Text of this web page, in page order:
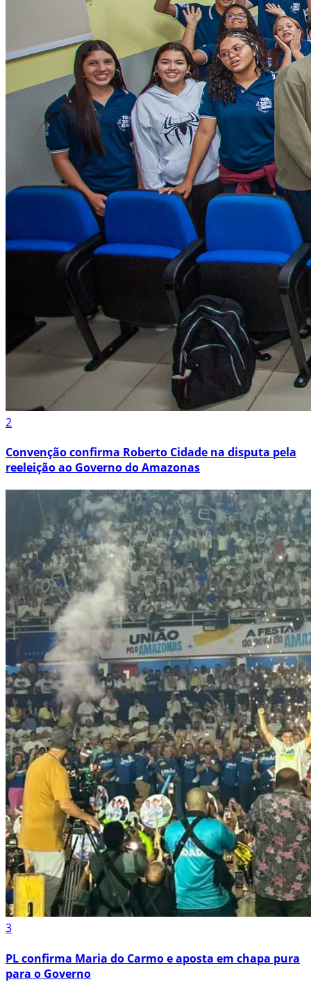
2
Convenção confirma Roberto Cidade na disputa pela
reeleição ao Governo do Amazonas
3
PL confirma Maria do Carmo e aposta em chapa pura
para o Governo